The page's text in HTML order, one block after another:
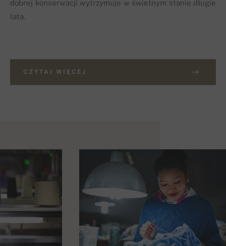
dobrej konserwacji wytrzymuje w świetnym stanie długie
lata.
CZYTAJ WIĘCEJ